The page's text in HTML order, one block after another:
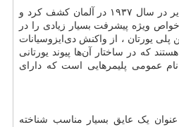
پلی‌یورتان را اولین بار اوتو بایر در سال ۱۹۳۷ در آلمان کشف کرد و
ویژه پیشرفت بسیار زیادی را در
پلی ‌یورتان ، از واکنش دی‌ایزوسیانات
هستند که در ساختار آن‌ها پیوند یورتانی
عمومی پلیمرهایی است که دارای
عنوان یک عایق بسیار مناسب شناخته